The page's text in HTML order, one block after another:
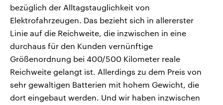
bezüglich der Alltagstauglichkeit von
Elektrofahrzeugen. Das bezieht sich in allererster
Linie auf die Reichweite, die inzwischen in eine
durchaus für den Kunden vernünftige
Größenordnung bei 400/500 Kilometer reale
Reichweite gelangt ist. Allerdings zu dem Preis von
sehr gewaltigen Batterien mit hohem Gewicht, die
dort eingebaut werden. Und wir haben inzwischen